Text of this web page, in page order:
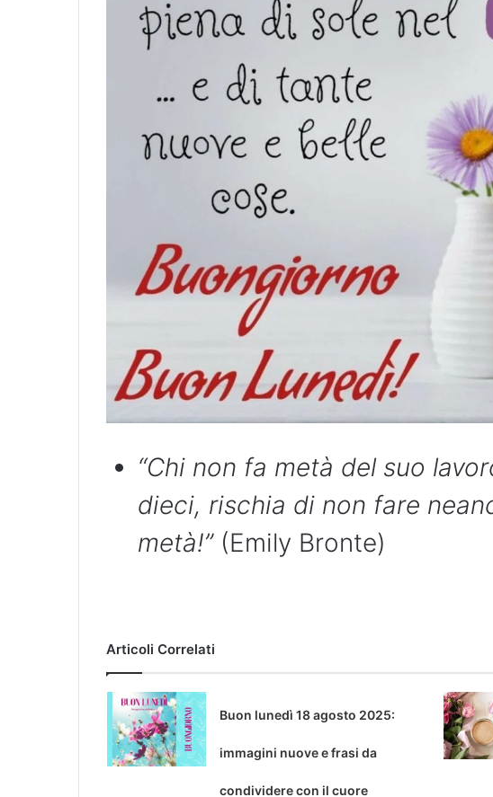
“Chi non fa metà del suo
dieci, rischia di non fare
metà!”(Emily Bronte)
Articoli Correlati
Buon lunedì 18 agosto 2025:
immagini nuove e frasi da
condividere con il cuore